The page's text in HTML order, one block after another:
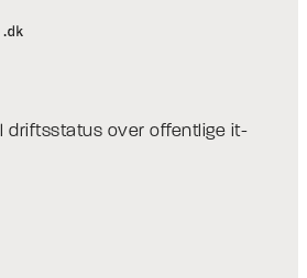
driftsstatus over offentlige it-